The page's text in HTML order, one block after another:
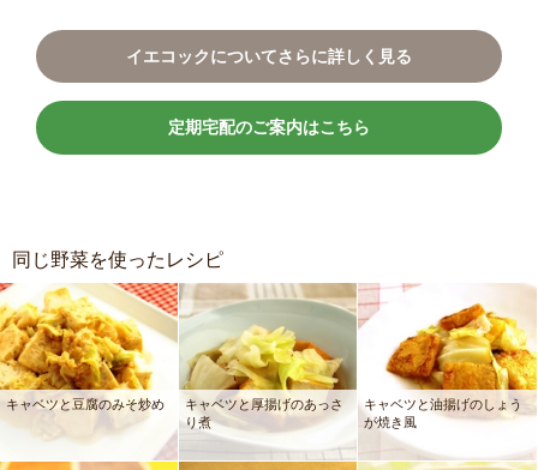
イエコックについてさらに詳しく見る
定期宅配のご案内はこちら
同じ野菜を使ったレシピ
キャベツと豆腐のみそ炒め
キャベツと厚揚げのあっさ
り煮
キャベツと油揚げのしょう
が焼き風